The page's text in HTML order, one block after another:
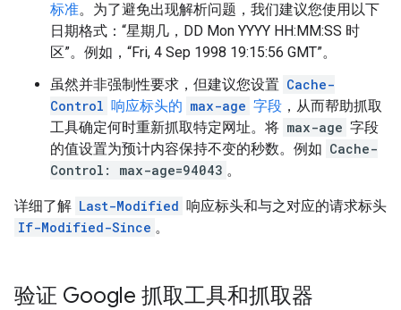
标准。为了避免出现解析问题，我们建议您使用以下
日期格式：“星期几， DD Mon YYYY HH:MM:SS 时
区”。例如，“Fri, 4 Sep 1998 19:15:56 GMT”。
虽然并非强制性要求，但建议您设置 Cache-
Control 响应标头的 max-age 字段 ，从而帮助抓取
工具确定何时重新抓取特定网址。将 max-age 字段
的值设置为预计内容保持不变的秒数。例如 Cache-
Control: max-age=94043 。
详细了解 Last-Modified 响应标头和与之对应的请求标头
If-Modified-Since 。
验证 Google 抓取工具和抓取器